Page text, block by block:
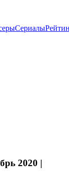
Сериалы
2020 |